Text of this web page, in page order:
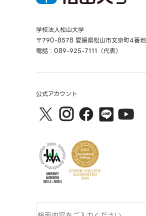
学校法人松山大学
〒790-8578 愛媛県松山市文京町4番
電話：089-925-7111（代表）
公式アカウント